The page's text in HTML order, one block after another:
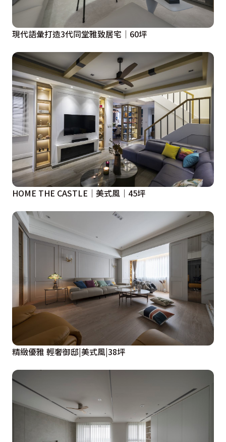
現代語彙打造3代同堂雅致居宅│60坪
HOME THE CASTLE｜美式風｜45坪
精緻優雅 輕奢御邸|美式風|38坪